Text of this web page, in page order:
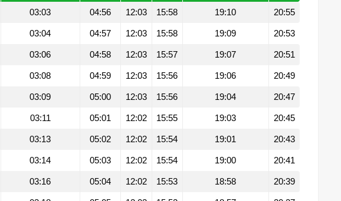
03:03 04:56 12:03 15:58 19:10 20:55
03:04 04:57 12:03 15:58 19:09 20:53
03:06 04:58 12:03 15:57 19:07 20:51
03:08 04:59 12:03 15:56 19:06 20:49
03:09 05:00 12:03 15:56 19:04 20:47
03:11 05:01 12:02 15:55 19:03 20:45
03:13 05:02 12:02 15:54 19:01 20:43
03:14 05:03 12:02 15:54 19:00 20:41
03:16 05:04 12:02 15:53 18:58 20:39